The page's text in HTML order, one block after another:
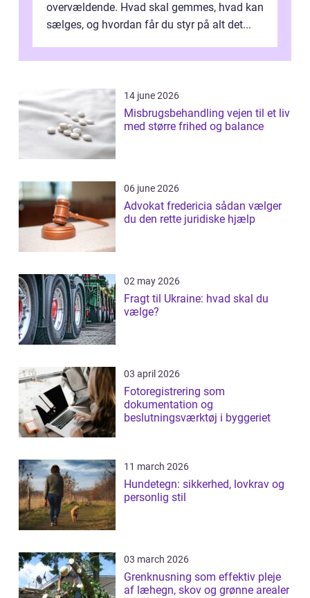
overvældende. Hvad skal gemmes, hvad kan
sælges, og hvordan får du styr på alt det...
14 june 2026
Misbrugsbehandling vejen til et liv
med større frihed og balance
06 june 2026
Advokat fredericia sådan vælger
du den rette juridiske hjælp
02 may 2026
Fragt til Ukraine: hvad skal du
vælge?
03 april 2026
Fotoregistrering som
dokumentation og
beslutningsværktøj i byggeriet
11 march 2026
Hundetegn: sikkerhed, lovkrav og
personlig stil
03 march 2026
Grenknusning som effektiv pleje
af læhegn, skov og grønne arealer